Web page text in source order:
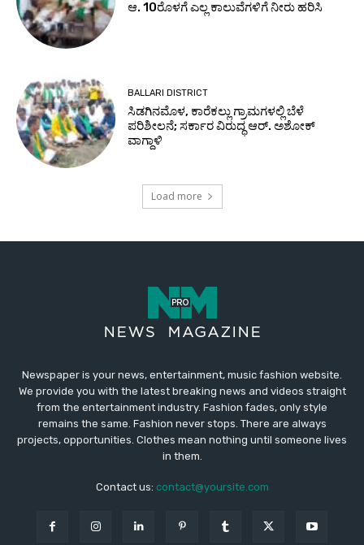
Newspaper is your news, entertainment, music fashion website.
We provide you with the latest breaking news and videos straight
from the entertainment industry. Fashion fades, only style
remains the same. Fashion never stops. There are always
projects, opportunities. Clothes mean nothing until someone lives
in them.
Contact us: contact@yoursite.com